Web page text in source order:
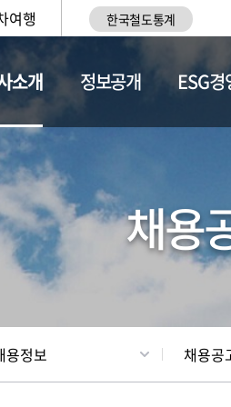
여행 한국철도통계
소개 정보공개 ESG경
채용
용정보 채용공